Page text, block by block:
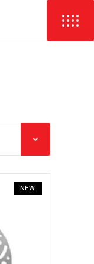
NEW